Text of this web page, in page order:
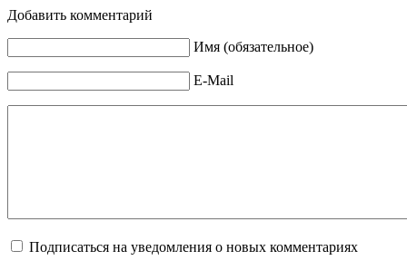
Добавить комментарий
Имя (обязательное)
E-Mail
Подписаться на уведомления о новых комментариях